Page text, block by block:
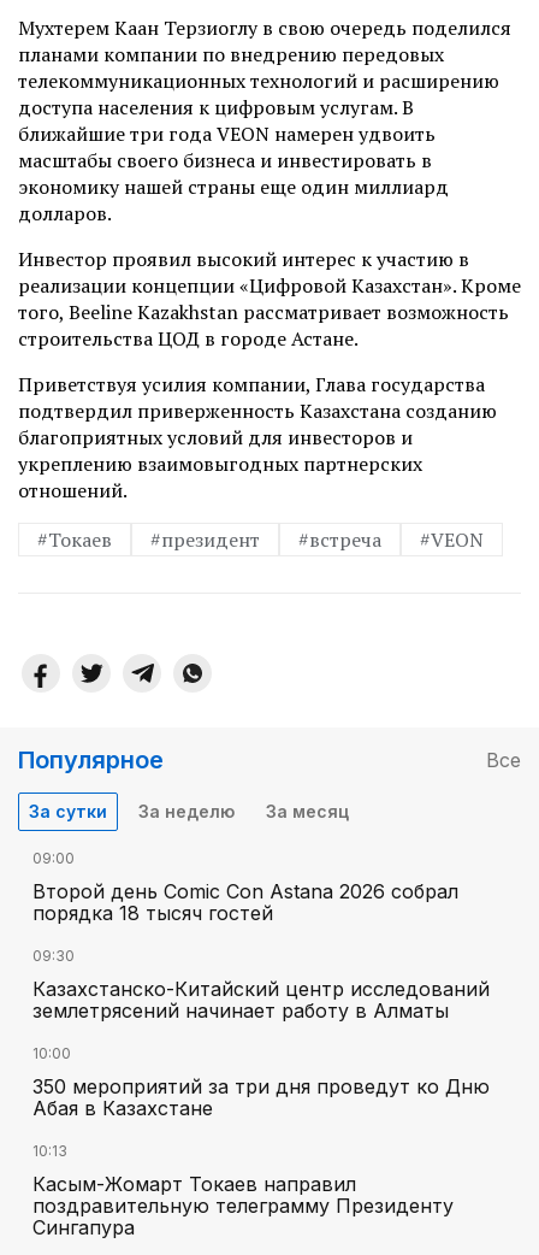
Мухтерем Каан Терзиоглу в свою очередь поделился
планами компании по внедрению передовых
телекоммуникационных технологий и расширению
доступа населения к цифровым услугам. В
ближайшие три года VEON намерен удвоить
масштабы своего бизнеса и инвестировать в
экономику нашей страны еще один миллиард
долларов.
Инвестор проявил высокий интерес к участию в
реализации концепции «Цифровой Казахстан». Кроме
того, Beeline Kazakhstan рассматривает возможность
строительства ЦОД в городе Астане.
Приветствуя усилия компании, Глава государства
подтвердил приверженность Казахстана созданию
благоприятных условий для инвесторов и
укреплению взаимовыгодных партнерских
отношений.
#Токаев
#президент #встреча #VEON
Популярное Все
За сутки За неделю За месяц
09:00
Второй день Comic Con Astana 2026 собрал
порядка 18 тысяч гостей
09:30
Казахстанско-Китайский центр исследований
землетрясений начинает работу в Алматы
10:00
350 мероприятий за три дня проведут ко Дню
Абая в Казахстане
10:13
Касым-Жомарт Токаев направил
поздравительную телеграмму Президенту
Сингапура